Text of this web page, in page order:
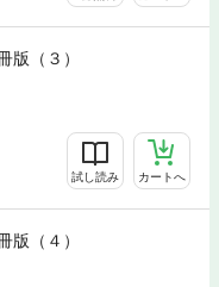
（３）
試し読み カートへ
（４）